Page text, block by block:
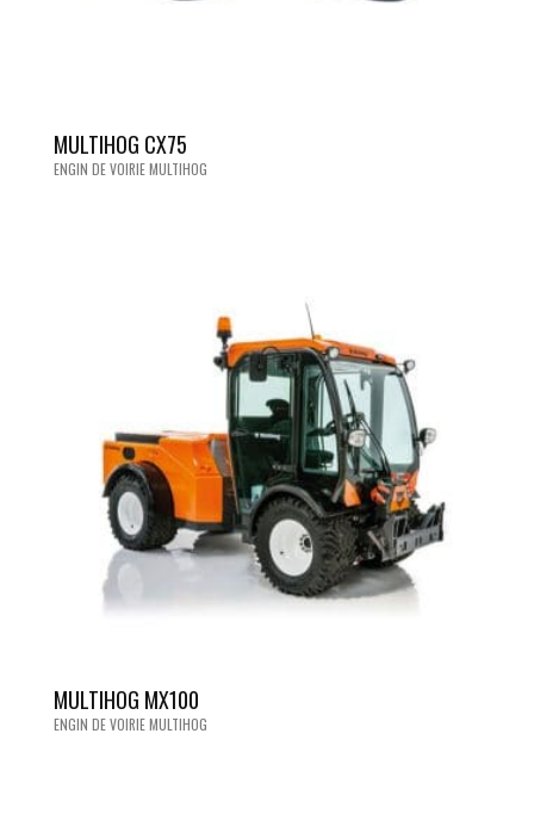
MULTIHOG CX75
ENGIN DE VOIRIE MULTIHOG
MULTIHOG MX100
ENGIN DE VOIRIE MULTIHOG